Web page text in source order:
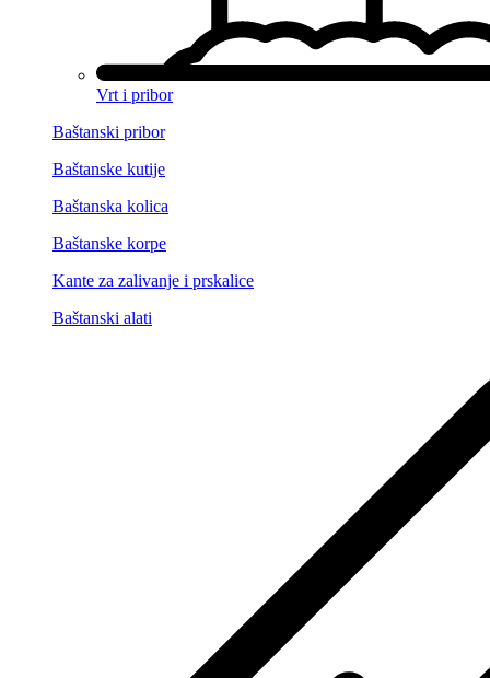
Vrt i pribor
Baštanski pribor
Baštanske kutije
Baštanska kolica
Baštanske korpe
Kante za zalivanje i prskalice
Baštanski alati